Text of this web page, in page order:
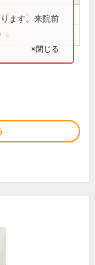
●ます。来院前
×閉じる